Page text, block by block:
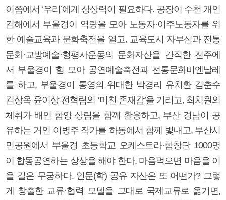
이쯤에서 ‘우리’에게 상상력이 필요하다. 공장이 수천 개인
김해에서 부울경이 역량을 모아 노동자·이주노동자를 위
한 예술교육과 문화축전을 열고, 교육도시 자부심과 전통
문화·교방예술·형평사운동의 문화자산을 간직한 진주에
서 부울경이 힘 모아 공연예술축전과 전통문화비엔날레
를 하고, 부울경이 통영의 위대한 박경리 유치환 김춘수
김상옥 윤이상 전혁림의 ‘미친 존재감’을 기리고, 최치원의
체취가 배인 함양 상림을 함께 활용하고, 부산 경남이 공
유하는 거인 이병주 작가를 하동에서 함께 빛내고, 부산시
민공원에서 부울경 초등학교 오케스트라·합창단 1000명
이 합동공연하는 상상을 해야 한다. 마음먹으면 마음을 이
을 길은 무궁하다. 인문(학) 공유 자산은 또 어떤가? 그렇
게 창출한 교류·협력 모델을 그대로 국제교류로 옮기면,